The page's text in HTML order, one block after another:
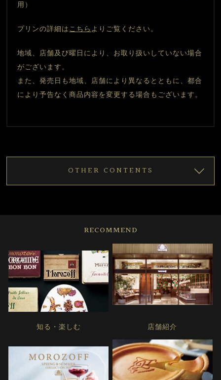
用）
プリンの詳細は こちら よりご覧ください。
地域、店舗及び曜日により、お取り扱いしていない場合
がございます。
また、発売日も地域、店舗により異なるとともに、都合
により予告なく商品内容を変更する場合もございます。
OTHER CONTENTS
RECOMMEND
知る・楽しむ 店舗紹介